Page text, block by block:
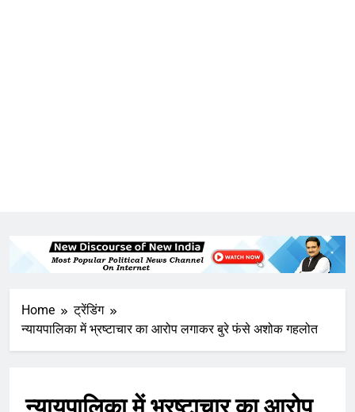
Home
ट्रेंडिंग
न्यायपालिका में भ्रष्टाचार का आरोप लगाकर बुरे फंसे अशोक गहलोत